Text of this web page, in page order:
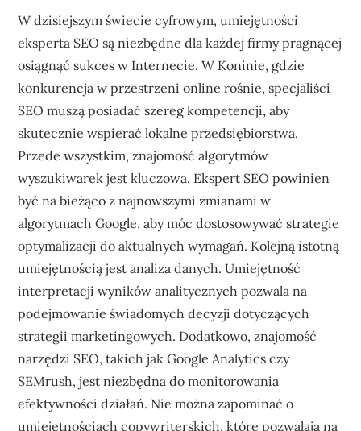
W dzisiejszym świecie cyfrowym, umiejętności
eksperta SEO są niezbędne dla każdej firmy pragnącej
osiągnąć sukces w Internecie. W Koninie, gdzie
konkurencja w przestrzeni online rośnie, specjaliści
SEO muszą posiadać szereg kompetencji, aby
skutecznie wspierać lokalne przedsiębiorstwa.
Przede wszystkim, znajomość algorytmów
wyszukiwarek jest kluczowa. Ekspert SEO powinien
być na bieżąco z najnowszymi zmianami w
algorytmach Google, aby móc dostosowywać strategie
optymalizacji do aktualnych wymagań. Kolejną istotną
umiejętnością jest analiza danych. Umiejętność
interpretacji wyników analitycznych pozwala na
podejmowanie świadomych decyzji dotyczących
strategii marketingowych. Dodatkowo, znajomość
narzędzi SEO, takich jak Google Analytics czy
SEMrush, jest niezbędna do monitorowania
efektywności działań. Nie można zapominać o
umiejętnościach copywriterskich, które pozwalają na